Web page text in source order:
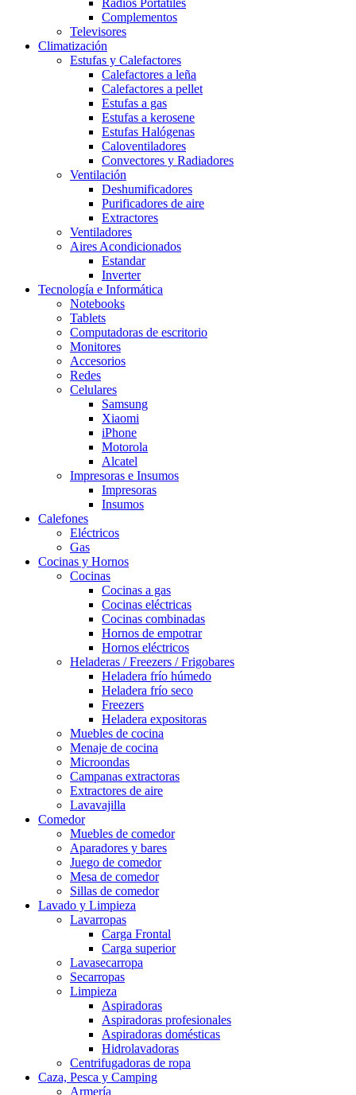
Radios Portátiles
Complementos
Televisores
Climatización
Estufas y Calefactores
Calefactores a leña
Calefactores a pellet
Estufas a gas
Estufas a kerosene
Estufas Halógenas
Caloventiladores
Convectores y Radiadores
Ventilación
Deshumificadores
Purificadores de aire
Extractores
Ventiladores
Aires Acondicionados
Estandar
Inverter
Tecnología e Informática
Notebooks
Tablets
Computadoras de escritorio
Monitores
Accesorios
Redes
Celulares
Samsung
Xiaomi
iPhone
Motorola
Alcatel
Impresoras e Insumos
Impresoras
Insumos
Calefones
Eléctricos
Gas
Cocinas y Hornos
Cocinas
Cocinas a gas
Cocinas eléctricas
Cocinas combinadas
Hornos de empotrar
Hornos eléctricos
Heladeras / Freezers / Frigobares
Heladera frío húmedo
Heladera frío seco
Freezers
Heladera expositoras
Muebles de cocina
Menaje de cocina
Microondas
Campanas extractoras
Extractores de aire
Lavavajilla
Comedor
Muebles de comedor
Aparadores y bares
Juego de comedor
Mesa de comedor
Sillas de comedor
Lavado y Limpieza
Lavarropas
Carga Frontal
Carga superior
Lavasecarropa
Secarropas
Limpieza
Aspiradoras
Aspiradoras profesionales
Aspiradoras domésticas
Hidrolavadoras
Centrifugadoras de ropa
Caza, Pesca y Camping
Armería